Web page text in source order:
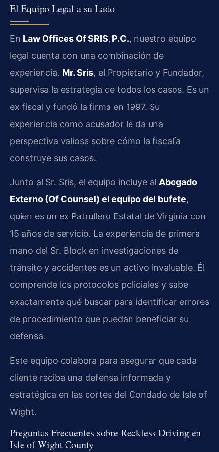
El Equipo Legal a su Lado
En Law Offices Of SRIS, P.C., nuestro equipo
legal cuenta con una combinación de
experiencia. Mr. Sris, el Propietario y Fundador,
supervisa la estrategia de todos los casos. Es un
ex fiscal y fundó la firma en 1997. Su
experiencia como acusador le da una
perspectiva valiosa sobre cómo la fiscalía
construye sus casos.
Junto al Sr. Sris, el equipo incluye al Abogado
Externo (Of Counsel) el equipo del bufete,
quien es un ex Patrullero Estatal de Virginia con
15 años de servicio. La experiencia de primera
mano del Sr. Block en investigaciones de
tránsito y accidentes es un activo invaluable. Él
comprende los protocolos policiales y sabe
exactamente qué buscar para identificar errores
de procedimiento que puedan beneficiar su
defensa.
Este equipo colabora para asegurar que cada
cliente reciba una defensa informada y
estratégica en las cortes del Condado de Isle of
Wight.
Preguntas Frecuentes sobre Reckless Driving en
Isle of Wight County